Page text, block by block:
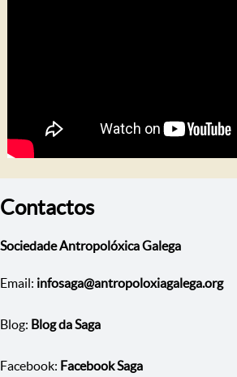
Contactos
Sociedade Antropolóxica Galega
Email: infosaga@antropoloxiagalega.org
Blog: Blog da Saga
Facebook: Facebook Saga